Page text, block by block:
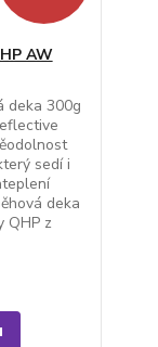
AW
deka 300g
sedí i
deka
QHP z